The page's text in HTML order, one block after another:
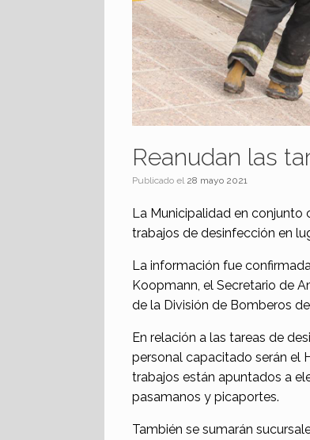
Reanudan las
Publicado el 28 mayo 2021
La Municipalidad en conjunto
trabajos de desinfección en
La información fue
Koopmann, el Secretario de
de la División de Bomberos
En relación a las tareas de
personal capacitado serán el
trabajos están apuntados a
pasamanos y picaportes.
También se sumarán